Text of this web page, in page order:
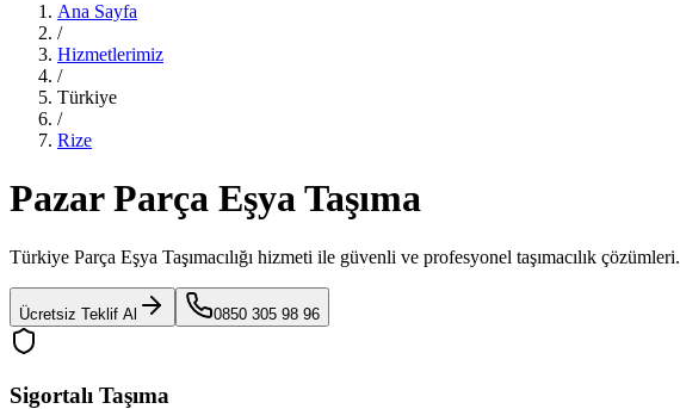
Ana Sayfa
/
Hizmetlerimiz
/
Türkiye
/
Rize
Pazar Parça Eşya Taşıma
Türkiye Parça Eşya Taşımacılığı hizmeti ile güvenli ve profesyonel taşımacılık çözümleri.
Ücretsiz Teklif Al 0850 305 98 96
Sigortalı Taşıma